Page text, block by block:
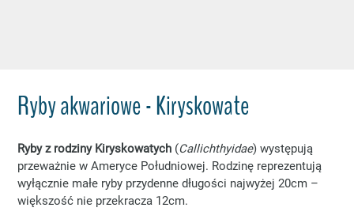
Ryby akwariowe - Kiryskowate
Ryby z rodziny Kiryskowatych (Callichthyidae) występują
przeważnie w Ameryce Południowej. Rodzinę reprezentują
wyłącznie małe ryby przydenne długości najwyżej 20cm –
większość nie przekracza 12cm.